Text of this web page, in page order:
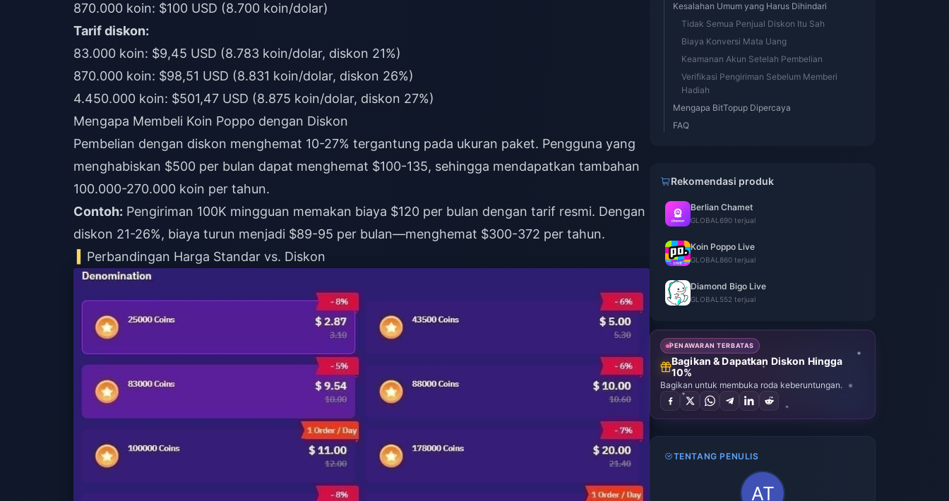
870.000 koin: $100 USD (8.700 koin/dolar)
Tarif diskon:
83.000 koin: $9,45 USD (8.783 koin/dolar, diskon 21%)
870.000 koin: $98,51 USD (8.831 koin/dolar, diskon 26%)
4.450.000 koin: $501,47 USD (8.875 koin/dolar, diskon 27%)
Mengapa Membeli Koin Poppo dengan Diskon
Pembelian dengan diskon menghemat 10-27% tergantung pada ukuran paket. Pengguna yang
menghabiskan $500 per bulan dapat menghemat $100-135, sehingga mendapatkan tambahan
100.000-270.000 koin per tahun.
Contoh: Pengiriman 100K mingguan memakan biaya $120 per bulan dengan tarif resmi. Dengan
diskon 21-26%, biaya turun menjadi $89-95 per bulan—menghemat $300-372 per tahun.
Perbandingan Harga Standar vs. Diskon
Kesalahan Umum yang Harus Dihindari
Tidak Semua Penjual Diskon Itu Sah
Biaya Konversi Mata Uang
Keamanan Akun Setelah Pembelian
Verifikasi Pengiriman Sebelum Memberi
Hadiah
Mengapa BitTopup Dipercaya
FAQ
Rekomendasi produk
Berlian Chamet
GLOBAL 690 terjual
Koin Poppo Live
GLOBAL 860 terjual
Diamond Bigo Live
GLOBAL 552 terjual
PENAWARAN TERBATAS
Bagikan & Dapatkan Diskon Hingga
10%
Bagikan untuk membuka roda keberuntungan.
TENTANG PENULIS